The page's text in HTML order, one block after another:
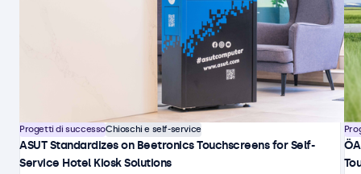
Progetti di successoChioschi e self-service
ASUT Standardizes on Beetronics Touchscreens for Self-
Service Hotel Kiosk Solutions